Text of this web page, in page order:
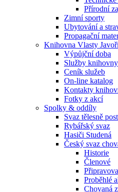
Přírodní
Zimní sporty
Ubytování a
Propagační
Knihovna Vlasty
Výpůjční doba
Služby knihovny
Ceník služeb
On-line katalog
Kontakty
Fotky z akcí
Spolky & oddíly
Svaz tělesně
Rybářský svaz
Hasiči Studená
Český svaz
Historie
Členové
Proběhlé
Chovaná